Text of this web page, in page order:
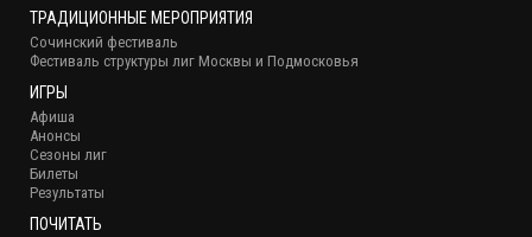
ТРАДИЦИОННЫЕ МЕРОПРИЯТИЯ
Сочинский фестиваль
Фестиваль структуры лиг Москвы и Подмосковья
ИГРЫ
Афиша
Анонсы
Сезоны лиг
Билеты
Результаты
ПОЧИТАТЬ